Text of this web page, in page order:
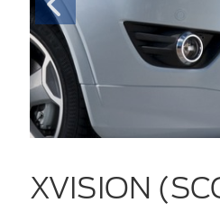
XVISION